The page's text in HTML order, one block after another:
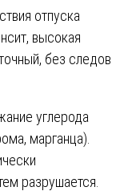
отпуска
высокая
без следов
углерода
марганца).
разрушается.